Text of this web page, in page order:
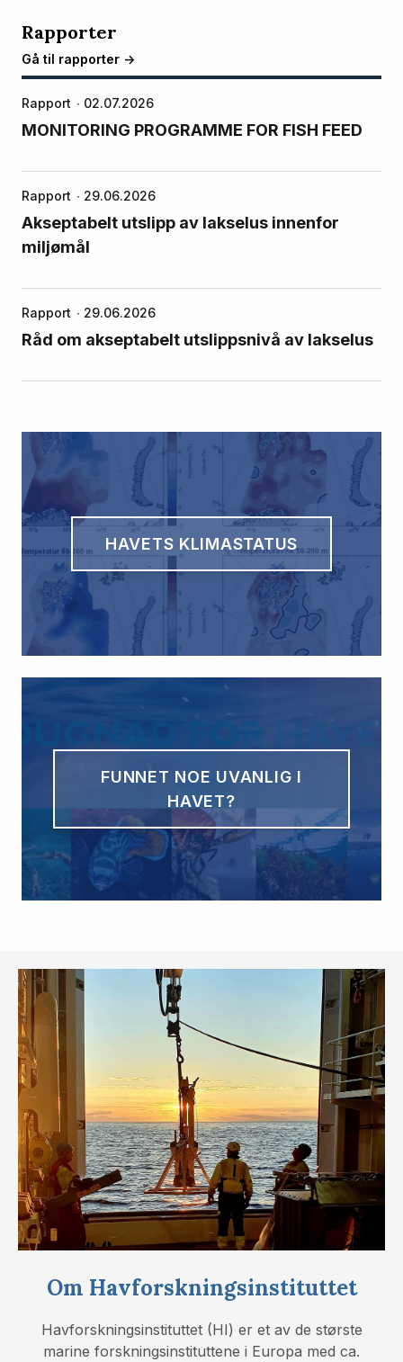
Rapporter
Gå til rapporter ->
Rapport 02.07.2026
MONITORING PROGRAMME FOR FISH FEED
Rapport 29.06.2026
Akseptabelt utslipp av lakselus innenfor
miljømål
Rapport 29.06.2026
Råd om akseptabelt utslippsnivå av lakselus
HAVETS KLIMASTATUS
FUNNET NOE UVANLIG I
HAVET?
Om Havforskningsinstituttet
Havforskningsinstituttet (HI) er et av de største
marine forskningsinstituttene i Europa med ca.